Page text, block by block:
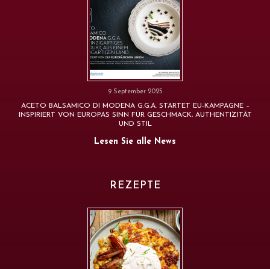
9 September 2025
ACETO BALSAMICO DI MODENA G.G.A. STARTET EU-KAMPAGNE –
INSPIRIERT VON EUROPAS SINN FÜR GESCHMACK, AUTHENTIZITÄT
UND STIL
Lesen Sie alle News
REZEPTE